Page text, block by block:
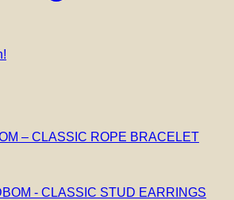
– CLASSIC ROPE BRACELET